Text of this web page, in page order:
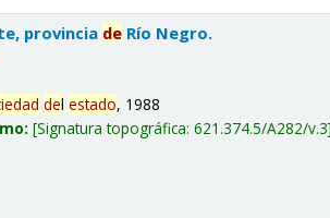
provincia de Río Negro.
delestado, 1988
Signatura topográfica:621.374.5/A282/v.3